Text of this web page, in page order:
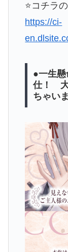
⭐コチラ
https://ci-
●一生
仕！ 大
ちゃい